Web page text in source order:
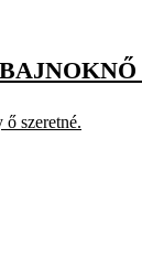
szeretné.